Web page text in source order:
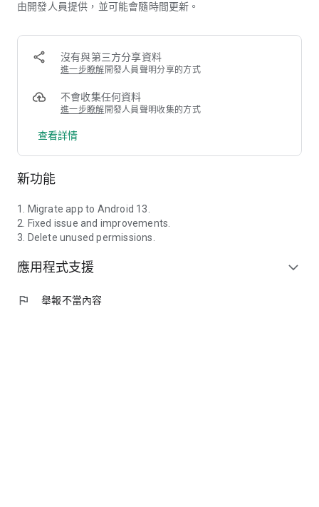
由開發人員提供，並可能會隨時間更新。
沒有與第三方分享資料
進一步瞭解 開發人員聲明分享的方式
不會收集任何資料
進一步瞭解 開發人員聲明收集的方式
查看詳情
新功能
1. Migrate app to Android 13.
2. Fixed issue and improvements.
3. Delete unused permissions.
應用程式支援 expand_more
flag 舉報不當內容